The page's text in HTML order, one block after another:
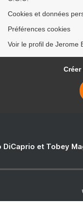
Cookies et données
Préférences cookies
Voir le profil de Jerome
DiCaprio et Tobey